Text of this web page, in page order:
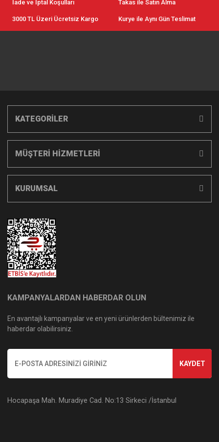
İade ve İptal Koşulları Takas ile Satın Alma
3000 TL Üzeri Ücretsiz Kargo Kurye ile Aynı Gün Teslimat
KATEGORİLER
MÜŞTERİ HİZMETLERİ
KURUMSAL
KAMPANYALARDAN HABERDAR OLUN
En avantajlı kampanyalar ve en yeni ürünlerden bültenimiz ile
haberdar olabilirsiniz.
KAYDET
Hocapaşa Mah. Muradiye Cad. No:13 Sirkeci /İstanbul